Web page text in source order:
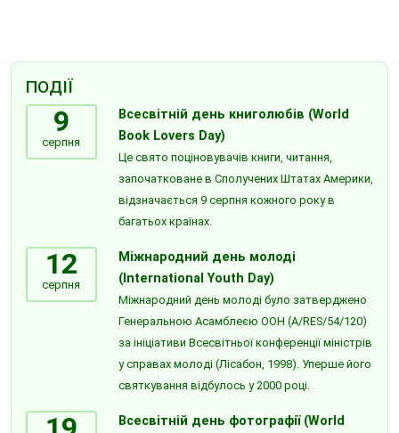
ПОДІЇ
9
серпня
Всесвітній день книголюбів (World
Book Lovers Day)
Це свято поціновувачів книги, читання,
започатковане в Сполучених Штатах Америки,
відзначається 9 серпня кожного року в
багатьох країнах.
12
серпня
Міжнародний день молоді
(International Youth Day)
Міжнародний день молоді було затверджено
Генеральною Асамблеєю ООН (A/RES/54/120)
за ініціативи Всесвітньої конференції міністрів
у справах молоді (Лісабон, 1998). Уперше його
святкування відбулось у 2000 році.
Всесвітній день фотографії (World